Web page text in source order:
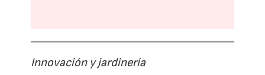
Innovación y jardinería